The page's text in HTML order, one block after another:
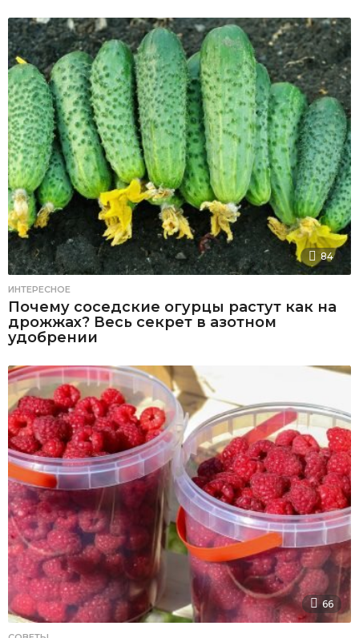
84
ИНТЕРЕСНОЕ
Почему соседские огурцы растут как на
дрожжах? Весь секрет в азотном
удобрении
66